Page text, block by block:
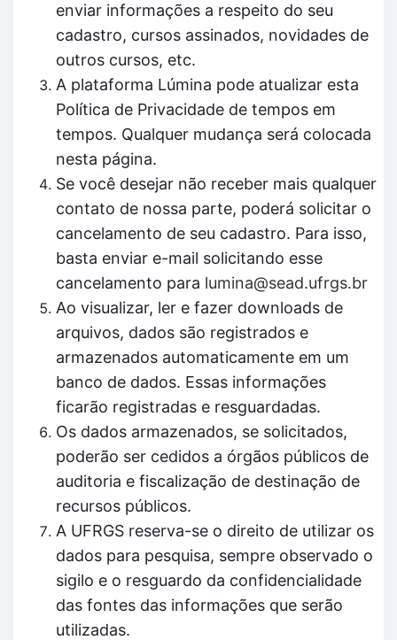
enviar informações a respeito do seu
cadastro, cursos assinados, novidades de
outros cursos, etc.
A plataforma Lúmina pode atualizar esta
Política de Privacidade de tempos em
tempos. Qualquer mudança será colocada
nesta página.
Se você desejar não receber mais qualquer
contato de nossa parte, poderá solicitar o
cancelamento de seu cadastro. Para isso,
basta enviar e-mail solicitando esse
cancelamento para lumina@sead.ufrgs.br
Ao visualizar, ler e fazer downloads de
arquivos, dados são registrados e
armazenados automaticamente em um
banco de dados. Essas informações
ficarão registradas e resguardadas.
Os dados armazenados, se solicitados,
poderão ser cedidos a órgãos públicos de
auditoria e fiscalização de destinação de
recursos públicos.
A UFRGS reserva-se o direito de utilizar os
dados para pesquisa, sempre observado o
sigilo e o resguardo da confidencialidade
das fontes das informações que serão
utilizadas.